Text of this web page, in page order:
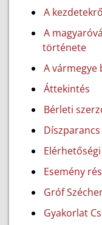
A
A
története
A vármegye
Áttekintés
Bérleti
Díszparancs
Esemény
Gróf
Gyakorlat